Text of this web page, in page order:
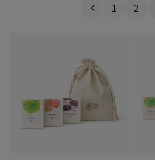
1 2